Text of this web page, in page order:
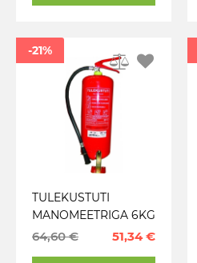
-21%
TULEKUSTUTI
MANOMEETRIGA 6KG
ABC
64,60 € 51,34 €